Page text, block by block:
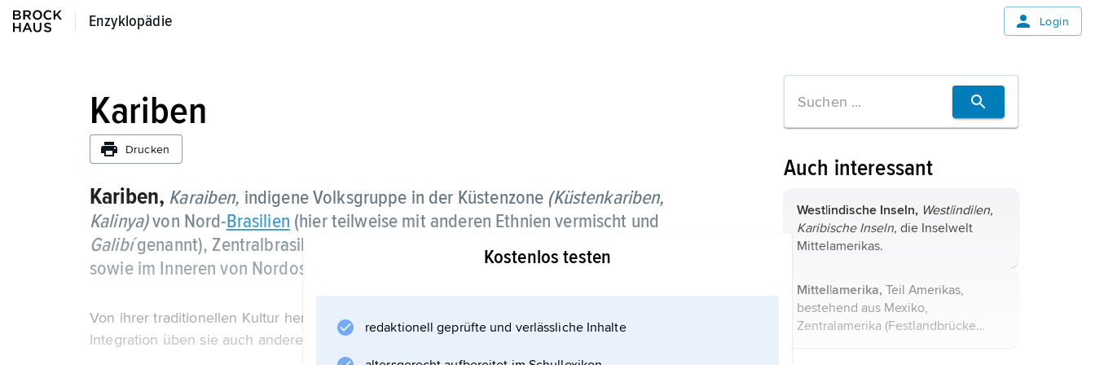
Enzyklopädie
Enzyklopädie Login
Kariben
Drucken
Kariben, Karaiben, indigene Volksgruppe in der Küstenzone (Küstenkariben,
Kalinya)von Nord-Brasilien (hier teilweise mit anderen Ethnien vermischt und
Galibígenannt), Zentralbrasilien, Französisch-Guayana, Guyana und
sowie im Inneren von Nordost-
, zusammen etwa 10 000 Menschen.
Von ihrer traditionellen Kultur her sind die Kariben Pflanzer und Fischer; mit fortschreitender
Integration üben sie auch andere Berufe aus und sind zum Teil verstädtert.
Kostenlos testen
redaktionell geprüfte und verlässliche Inhalte
Auch interessant
West|indische Inseln, West|indi|en,
Karibische Inseln, die Inselwelt
Mittelamerikas.
Mittel|amerika, Teil Amerikas,
bestehend aus Mexiko,
Zentralamerika (Festlandbrücke